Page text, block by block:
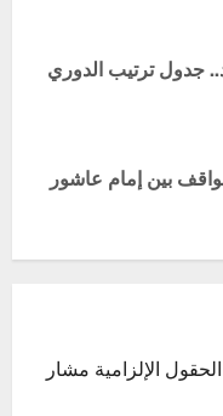
جدول ترتيب الدوري
لأجمل المواقف بين إمام عاشور
الحقول الإلزامية مشار